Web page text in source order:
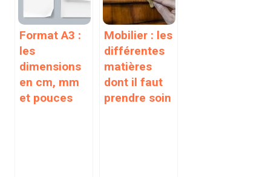
Format A3 :
les
dimensions
en cm, mm
et pouces
Mobilier : les
différentes
matières
dont il faut
prendre soin